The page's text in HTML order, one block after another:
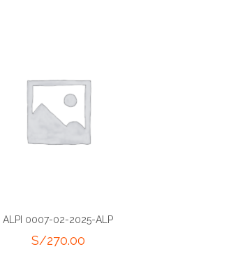
ALPI 0007-02-2025-ALP
S/270.00